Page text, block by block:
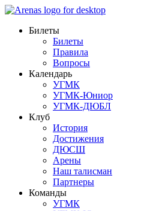
Билеты
Билеты
Правила
Вопросы
Календарь
УГМК
УГМК-Юниор
УГМК-ДЮБЛ
Клуб
История
Достижения
ДЮСШ
Арены
Наш талисман
Партнеры
Команды
УГМК